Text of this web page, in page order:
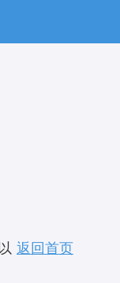
返回首页